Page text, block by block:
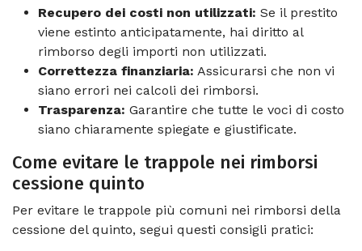
Recupero dei costi non utilizzati: Se il prestito
viene estinto anticipatamente, hai diritto al
rimborso degli importi non utilizzati.
Correttezza finanziaria: Assicurarsi che non vi
siano errori nei calcoli dei rimborsi.
Trasparenza: Garantire che tutte le voci di costo
siano chiaramente spiegate e giustificate.
Come evitare le trappole nei rimborsi
cessione quinto
Per evitare le trappole più comuni nei rimborsi della
cessione del quinto, segui questi consigli pratici: